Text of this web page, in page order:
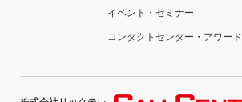
イベント・セミナー
コンタクトセンター・アワード